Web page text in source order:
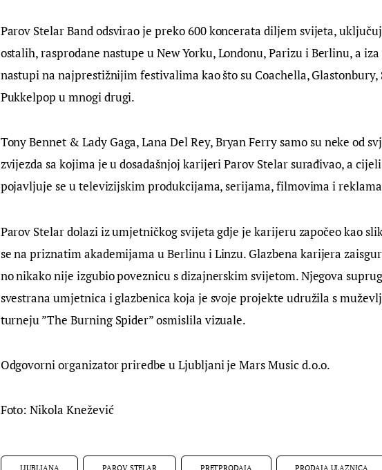
Parov Stelar Band odsvirao je preko 600 koncerata diljem svijeta,
ostalih, rasprodane nastupe u New Yorku, Londonu, Parizu i Berlinu, a
nastupi na najprestižnijim festivalima kao što su Coachella, Glastonbury,
Pukkelpop u mnogi drugi.
Tony Bennet & Lady Gaga, Lana Del Rey, Bryan Ferry samo su neke od
zvijezda sa kojima je u dosadašnjoj karijeri Parov Stelar surađivao, a
pojavljuje se u televizijskim produkcijama, serijama, filmovima i
Parov Stelar dolazi iz umjetničkog svijeta gdje je karijeru započeo kao
se na priznatim akademijama u Berlinu i Linzu. Glazbena karijera
no nikako nije izgubio poveznicu s dizajnerskim svijetom. Njegova
svestrana umjetnica i glazbenica koja je svoje projekte udružila s
turneju ”The Burning Spider” osmislila vizuale.
Odgovorni organizator priredbe u Ljubljani je Mars Music d.o.o.
Foto: Nikola Knežević